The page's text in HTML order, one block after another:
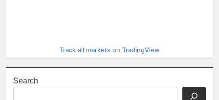
Track all markets on TradingView
Search